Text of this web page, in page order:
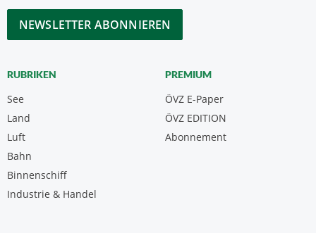
*
CAPTCHA
RUBRIKEN
See
Land
Luft
Bahn
Binnenschiff
Industrie & Handel
PREMIUM
ÖVZ E-Paper
Abonnement
ÖVZ EDITION